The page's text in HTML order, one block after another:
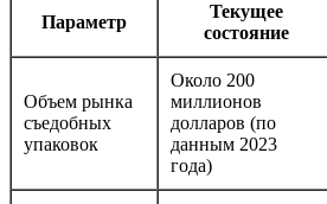
Параметр
Текущее
состояние
Объем рынка
съедобных
упаковок
Около 200
миллионов
долларов (по
данным 2023
года)